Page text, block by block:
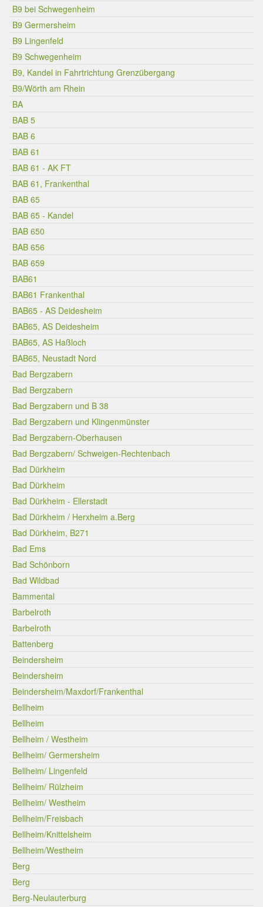
B9 bei Schwegenheim
B9 Germersheim
B9 Lingenfeld
B9 Schwegenheim
B9, Kandel in Fahrtrichtung Grenzübergang
B9/Wörth am Rhein
BA
BAB 5
BAB 6
BAB 61
BAB 61 - AK FT
BAB 61, Frankenthal
BAB 65
BAB 65 - Kandel
BAB 650
BAB 656
BAB 659
BAB61
BAB61 Frankenthal
BAB65 - AS Deidesheim
BAB65, AS Deidesheim
BAB65, AS Haßloch
BAB65, Neustadt Nord
Bad Bergzabern
Bad Bergzabern
Bad Bergzabern und B 38
Bad Bergzabern und Klingenmünster
Bad Bergzabern-Oberhausen
Bad Bergzabern/ Schweigen-Rechtenbach
Bad Dürkheim
Bad Dürkheim
Bad Dürkheim - Ellerstadt
Bad Dürkheim / Herxheim a.Berg
Bad Dürkheim, B271
Bad Ems
Bad Schönborn
Bad Wildbad
Bammental
Barbelroth
Barbelroth
Battenberg
Beindersheim
Beindersheim
Beindersheim/Maxdorf/Frankenthal
Bellheim
Bellheim
Bellheim / Westheim
Bellheim/ Germersheim
Bellheim/ Lingenfeld
Bellheim/ Rülzheim
Bellheim/ Westheim
Bellheim/Freisbach
Bellheim/Knittelsheim
Bellheim/Westheim
Berg
Berg
Berg-Neulauterburg